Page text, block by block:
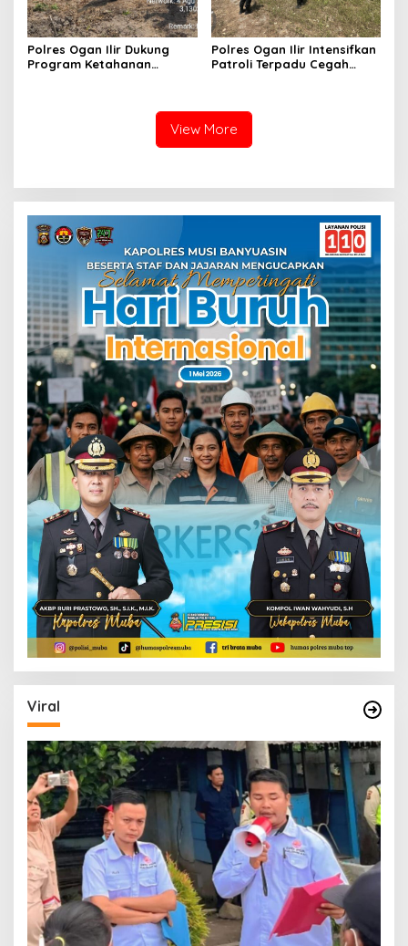
Polres Ogan Ilir Dukung
Program Ketahanan
Polres Ogan Ilir Intensifkan
Patroli Terpadu Cegah
View More
Viral